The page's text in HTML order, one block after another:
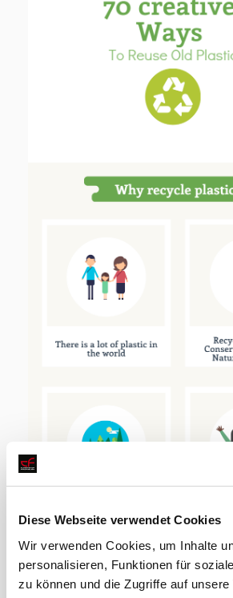
Diese Webseite verwendet Cookies
Wir verwenden Cookies, um Inhalte
personalisieren, Funktionen für
zu können und die Zugriffe auf